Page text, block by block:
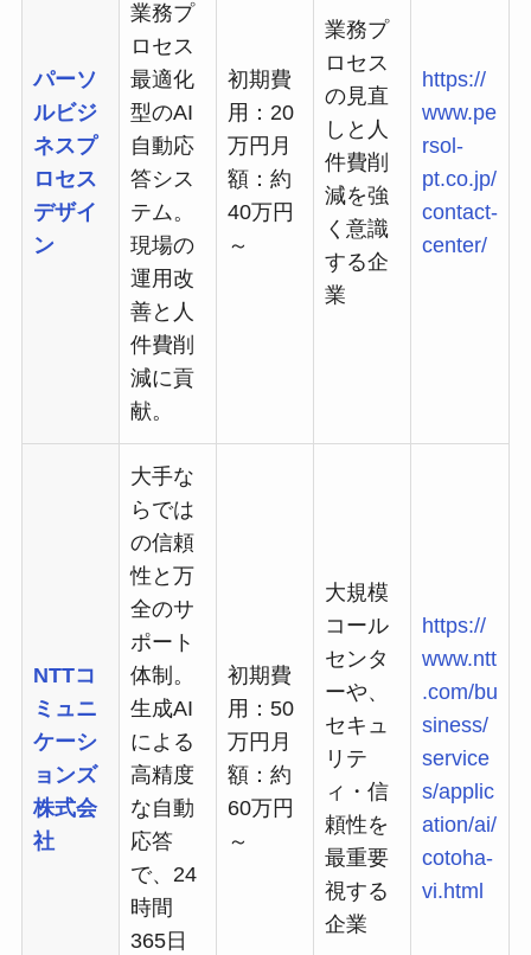
パーソ
ルビジ
ネスプ
ロセス
デザイ
ン
業務プ
ロセス
最適化
型のAI
自動応
答シス
テム。
現場の
運用改
善と人
件費削
減に貢
献。
初期費
用：20
万円月
額：約
40万円
～
業務プ
ロセス
の見直
しと人
件費削
減を強
く意識
する企
業
https://
www.pe
rsol-
pt.co.jp/
contact-
center/
NTTコ
ミュニ
ケーシ
ョンズ
株式会
社
大手な
らでは
の信頼
性と万
全のサ
ポート
体制。
生成AI
による
高精度
な自動
応答
で、24
時間
365日
初期費
用：50
万円月
額：約
60万円
～
大規模
コール
センタ
ーや、
セキュ
リテ
ィ・信
頼性を
最重要
視する
企業
https://
www.ntt
.com/bu
siness/
service
s/applic
ation/ai/
cotoha-
vi.html